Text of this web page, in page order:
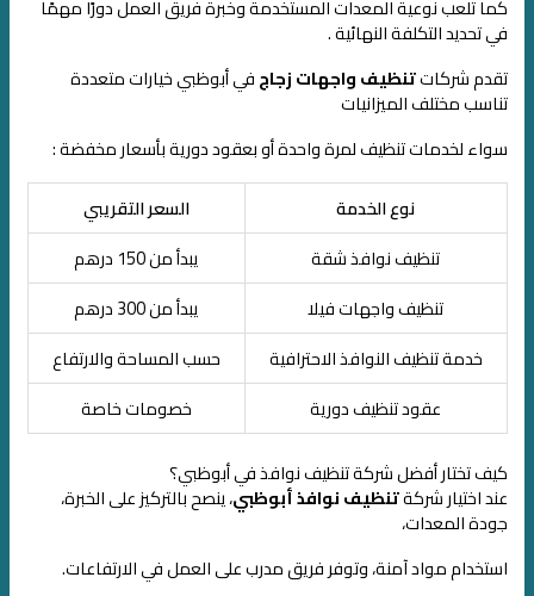
كما تلعب نوعية المعدات المستخدمة وخبرة فريق العمل دورًا مهمًا
في تحديد التكلفة النهائية .
تقدم شركاتتنظيف واجهات زجاجفي أبوظبي خيارات متعددة
تناسب مختلف الميزانيات
سواء لخدمات تنظيف لمرة واحدة أو بعقود دورية بأسعار مخفضة :
نوع الخدمة
السعر التقريبي
تنظيف نوافذ شقة
يبدأ من 150 درهم
تنظيف واجهات فيلا
يبدأ من 300 درهم
خدمة تنظيف النوافذ الاحترافية
حسب المساحة والارتفاع
عقود تنظيف دورية
خصومات خاصة
كيف تختار أفضل شركة تنظيف نوافذ في أبوظبي؟
عند اختيار شركةتنظيف نوافذ أبوظبي، ينصح بالتركيز على الخبرة،
جودة المعدات،
استخدام مواد آمنة، وتوفر فريق مدرب على العمل في الارتفاعات.